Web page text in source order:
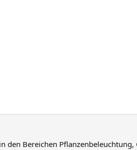
den Bereichen Pflanzenbeleuchtung,